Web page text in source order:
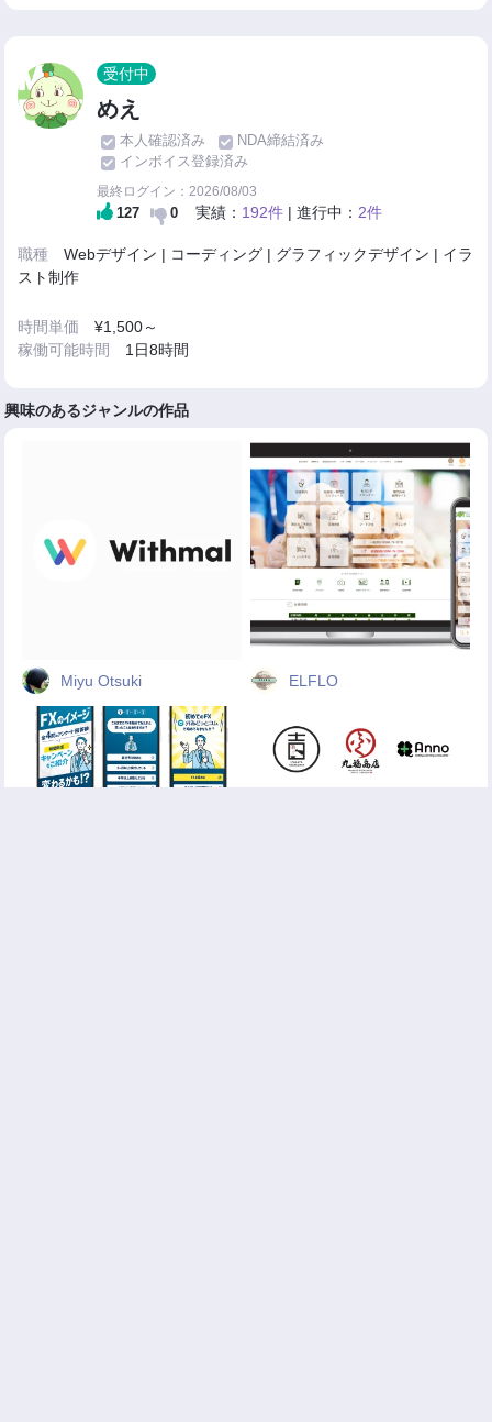
受付中
めえ
本人確認済み
NDA締結済み
インボイス登録済み
最終ログイン：2026/08/03
127 0 実績： 192件 | 進行中： 2件
職種Webデザイン | コーディング | グラフィックデザイン | イラ
スト制作
時間単価¥1,500～
稼働可能時間 1日8時間
興味のあるジャンルの作品
Miyu Otsuki ELFLO